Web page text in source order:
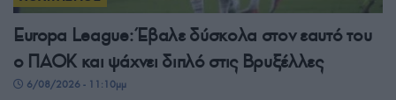
Europa League: Έβαλε δύσκολα στον εαυτό του
ο ΠΑΟΚ και ψάχνει διπλό στις Βρυξέλλες
6/08/2026 - 11:10μμ